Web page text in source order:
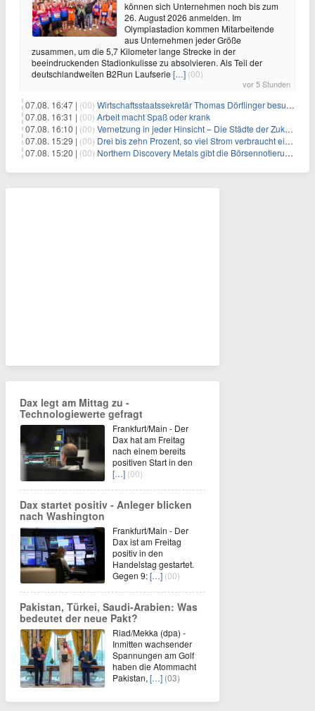
können sich Unternehmen noch bis zum
26. August 2026 anmelden. Im
Olympiastadion kommen Mitarbeitende
aus Unternehmen jeder Größe
zusammen, um die 5,7 Kilometer lange Strecke in der
beeindruckenden Stadionkulisse zu absolvieren. Als Teil der
deutschlandweiten B2Run Laufserie […] (00)
vor 5 Stunden
07.08. 16:47 | (00) Wirtschaftsstaatssekretär Thomas Dörflinger besucht Handwerksbetrieb im Kammerbezirk Freiburg
07.08. 16:31 | (00) Arbeit macht Spaß oder krank
07.08. 16:10 | (00) Vernetzung in jeder Hinsicht – Die Städte der Zukunft sind grün-blau
07.08. 15:29 | (00) Drei bis zehn Prozent, so viel Strom verbraucht ein Aufzug im Gebäude
07.08. 15:20 | (00) Northern Discovery Metals gibt die Börsennotierung an der Frankfurter Wertpapierbörse bekannt
Dax legt am Mittag zu -
Technologiewerte gefragt
Frankfurt/Main - Der
Dax hat am Freitag
nach einem bereits
positiven Start in den
[…] (00)
Dax startet positiv - Anleger blicken
nach Washington
Frankfurt/Main - Der
Dax ist am Freitag
positiv in den
Handelstag gestartet.
Gegen 9:[…] (00)
Pakistan, Türkei, Saudi-Arabien: Was
bedeutet der neue Pakt?
Riad/Mekka (dpa) -
Inmitten wachsender
Spannungen am Golf
haben die Atommacht
Pakistan, […] (03)